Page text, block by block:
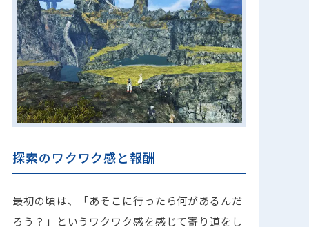
探索のワクワク感と報酬
最初の頃は、「あそこに行ったら何があるんだ
ろう？」というワクワク感を感じて寄り道をし